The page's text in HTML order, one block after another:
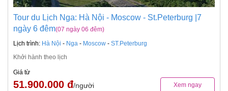
Tour du Lịch Nga: Hà Nội - Moscow - St.Peterburg |7
ngày 6 đêm(07 ngày 06 đêm)
Lịch trình: Hà Nội - Nga - Moscow - ST.Peterburg
Khởi hành theo lịch
Giá từ
51.900.000 đ/người Xem ngay